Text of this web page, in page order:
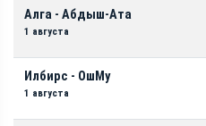
Алга - Абдыш-Ата
1 августа
Илбирс - ОшМу
1 августа